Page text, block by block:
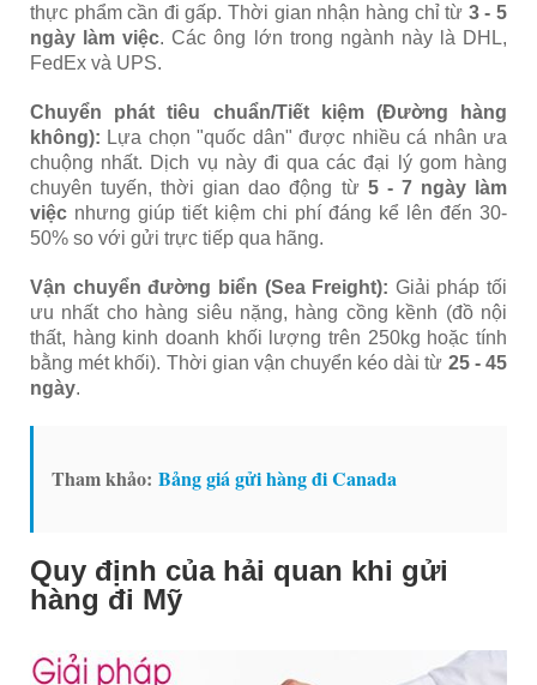
thực phẩm cần đi gấp. Thời gian nhận hàng chỉ từ 3 - 5
ngày làm việc. Các ông lớn trong ngành này là DHL,
FedEx và UPS.
Chuyển phát tiêu chuẩn/Tiết kiệm (Đường hàng
không): Lựa chọn "quốc dân" được nhiều cá nhân ưa
chuộng nhất. Dịch vụ này đi qua các đại lý gom hàng
chuyên tuyến, thời gian dao động từ 5 - 7 ngày làm
việc nhưng giúp tiết kiệm chi phí đáng kể lên đến 30-
50% so với gửi trực tiếp qua hãng.
Vận chuyển đường biển (Sea Freight): Giải pháp tối
ưu nhất cho hàng siêu nặng, hàng cồng kềnh (đồ nội
thất, hàng kinh doanh khối lượng trên 250kg hoặc tính
bằng mét khối). Thời gian vận chuyển kéo dài từ 25 - 45
ngày.
Tham khảo: Bảng giá gửi hàng đi Canada
Quy định của hải quan khi gửi
hàng đi Mỹ